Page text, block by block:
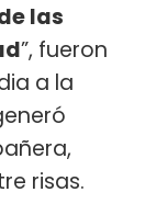
las
”, fueron
a la
risas.